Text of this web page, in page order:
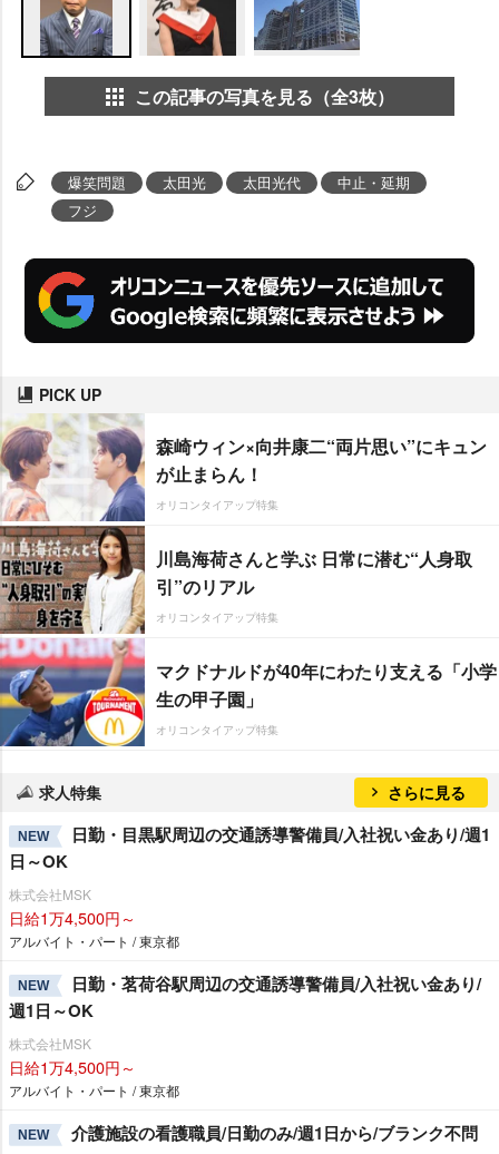
この記事の写真を見る（全3枚）
爆笑問題 太田光 太田光代
中止・延期
フジ
PICK UP
森崎ウィン×向井康二“両片思い”にキュン
が止まらん！
オリコンタイアップ特集
川島海荷さんと学ぶ 日常に潜む“人身取
引”のリアル
オリコンタイアップ特集
マクドナルドが40年にわたり支える「小学
生の甲子園」
オリコンタイアップ特集
求人特集 さらに見る
NEW
日勤・目黒駅周辺の交通誘導警備員/入社祝い金あり/週1
日～OK
株式会社MSK
日給1万4,500円～
アルバイト・パート / 東京都
NEW
日勤・茗荷谷駅周辺の交通誘導警備員/入社祝い金あり/
週1日～OK
株式会社MSK
日給1万4,500円～
アルバイト・パート / 東京都
NEW 介護施設の看護職員/日勤のみ/週1日から/ブランク不問